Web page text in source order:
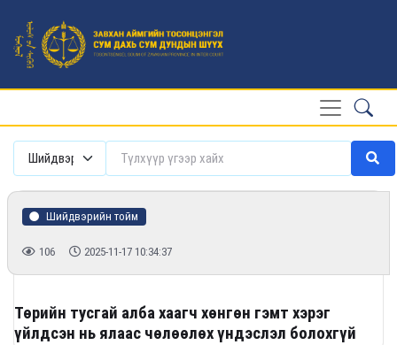
Шийдвэрийн тойм
106 2025-11-17 10:34:37
Төрийн тусгай алба хаагч хөнгөн гэмт хэрэг
үйлдсэн нь ялаас чөлөөлөх үндэслэл болохгүй